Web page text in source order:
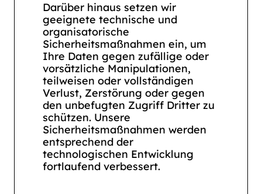
Darüber hinaus setzen wir
geeignete technische und
organisatorische
Sicherheitsmaßnahmen ein, um
Ihre Daten gegen zufällige oder
vorsätzliche Manipulationen,
teilweisen oder vollständigen
Verlust, Zerstörung oder gegen
den unbefugten Zugriff Dritter zu
schützen. Unsere
Sicherheitsmaßnahmen werden
entsprechend der
technologischen Entwicklung
fortlaufend verbessert.